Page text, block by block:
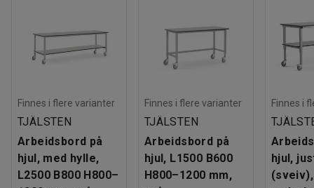
Finnes i flere varianter
TJÄLSTEN
Arbeidsbord på
hjul, med hylle,
L2500 B800 H800–
Finnes i flere varianter
TJÄLSTEN
Arbeidsbord på
hjul, L1500 B600
H800–1200 mm,
Finnes i
hjul,